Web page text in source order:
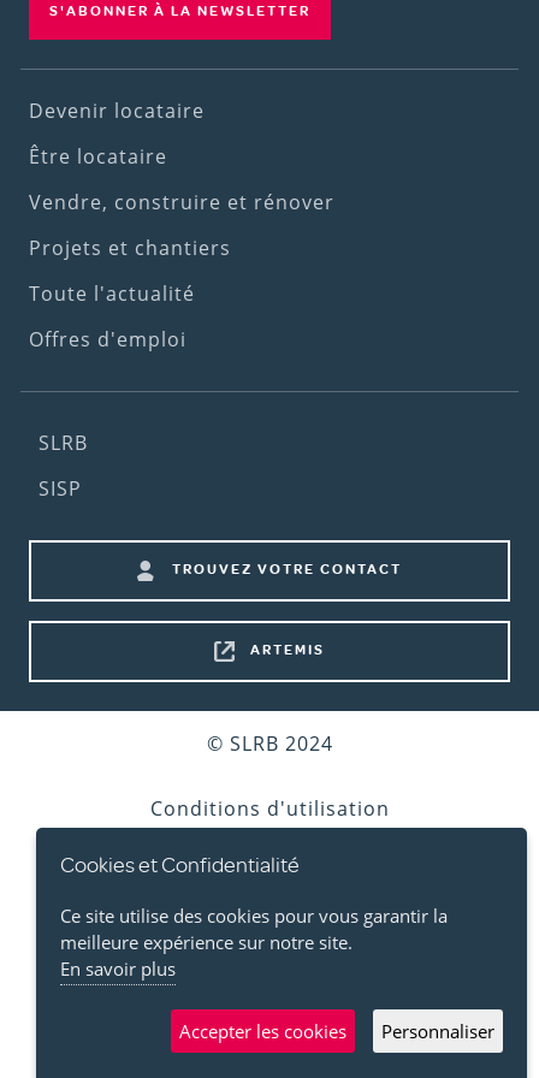
S'ABONNER À LA NEWSLETTER
Footer
(1st
menu)
Devenir locataire
Être locataire
Vendre, construire et rénover
Projets et chantiers
Toute l'actualité
Offres d'emploi
Footer
(2nd
SLRB
SISP
Footer
shortcuts
TROUVEZ VOTRE CONTACT
ARTEMIS
© SLRB 2024
Conditions d'utilisation
Vie privée
Cookies
Accessibilité
Cookies et Confidentialité
Ce site utilise des cookies pour vous garantir la
meilleure expérience sur notre site.
En savoir plus
Accepter les cookies Personnaliser